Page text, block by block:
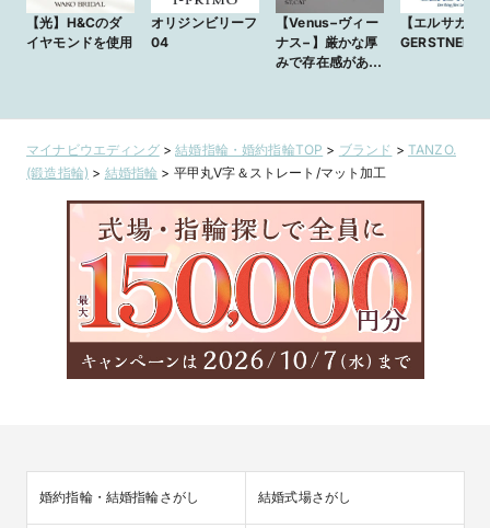
【光】H&Cのダ
イヤモンドを使用
オリジンビリーフ
04
【Venus−ヴィー
ナス−】厳かな厚
みで存在感があり
指馴染みのするリ
ング。
【エルサカエ
GERSTNER
マイナビウエディング>結婚指輪・婚約指輪TOP > ブランド > TANZO.
(鍛造指輪) > 結婚指輪 > 平甲丸V字＆ストレート/マット加工
婚約指輪・結婚指輪さがし 結婚式場さがし